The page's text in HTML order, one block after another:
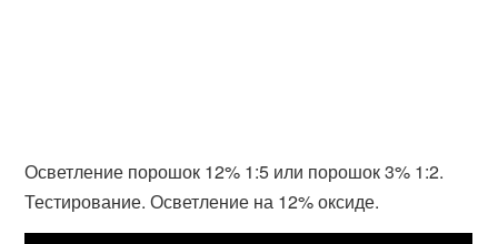
Осветление порошок 12% 1:5 или порошок 3% 1:2.
Тестирование. Осветление на 12% оксиде.